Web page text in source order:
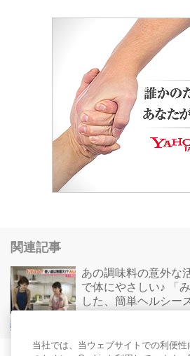
関連記事
あの調味料の意外な
で体にやさしい♪ 「
した、簡単ヘルシー
当社では、当ウェブサイトでの利便